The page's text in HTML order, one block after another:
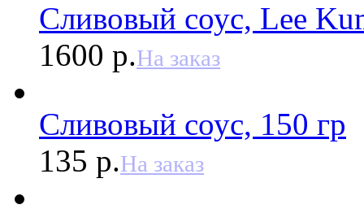
Сливовый соус, Lee
1600 р.На заказ
Сливовый соус, 150 гр
135 р.На заказ